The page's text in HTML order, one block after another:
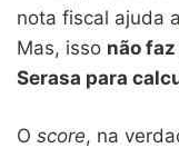
nota fiscal ajuda a
Mas, isso não
Serasa para
O score, na